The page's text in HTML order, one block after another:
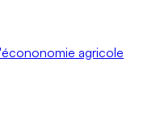
agricole